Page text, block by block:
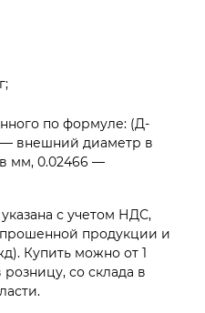
по формуле: (Д-
— внешний диаметр в
мм, 0.02466 —
с учетом НДС,
продукции и
Купить можно от 1
со склада в